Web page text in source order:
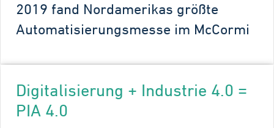
2019 fand Nordamerikas größte
Automatisierungsmesse im McCormi
Digitalisierung + Industrie 4.0 =
PIA 4.0